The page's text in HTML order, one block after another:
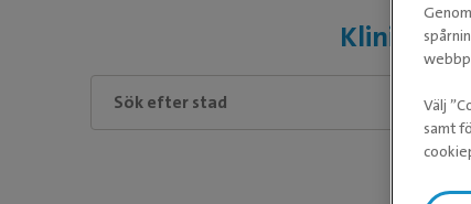
Kliniker
Välj
samt